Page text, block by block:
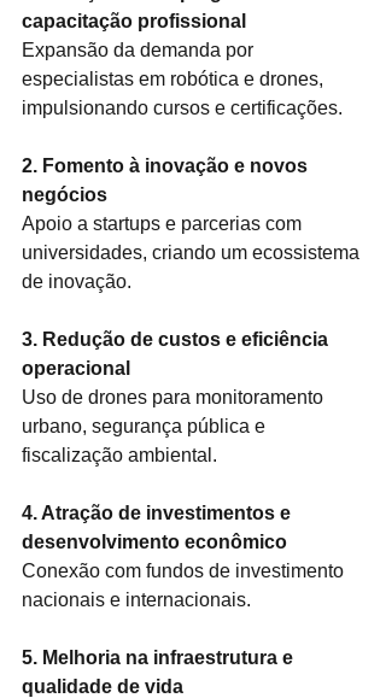
capacitação profissional
Expansão da demanda por
especialistas em robótica e drones,
impulsionando cursos e certificações.
2. Fomento à inovação e novos
negócios
Apoio a startups e parcerias com
universidades, criando um ecossistema
de inovação.
3. Redução de custos e eficiência
operacional
Uso de drones para monitoramento
urbano, segurança pública e
fiscalização ambiental.
4. Atração de investimentos e
desenvolvimento econômico
Conexão com fundos de investimento
nacionais e internacionais.
5. Melhoria na infraestrutura e
qualidade de vida